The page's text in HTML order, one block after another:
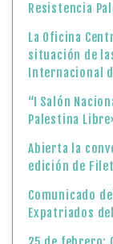
Resistencia
La Oficina
situación de
Internacional
“I Salón
Palestina
Abierta la
edición de
Comunicado
Expatriados